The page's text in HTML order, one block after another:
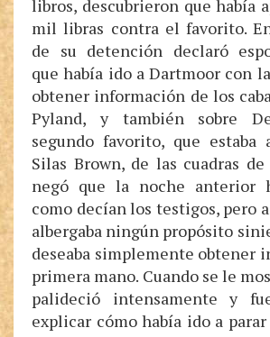
libros, descubrieron que había
mil libras contra el favorito.
de su detención declaró
que había ido a Dartmoor con
obtener información de los
Pyland, y también sobre
segundo favorito, que estaba
Silas Brown, de las cuadras
negó que la noche anterior
como decían los testigos, pero
albergaba ningún propósito
deseaba simplemente obtener
primera mano. Cuando se le
palideció intensamente y
explicar cómo había ido a